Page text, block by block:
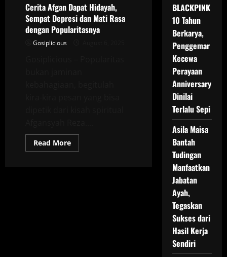
Cerita Afgan Dapat Hidayah,
Sempat Depresi dan Mati Rasa
dengan Popularitasnya
Gosiplicious
Read MoreRead
more
BLACKPINK
10 Tahun
Berkarya,
Penggemar
Kecewa
Perayaan
Anniversary
Dinilai
Terlalu Sepi
Asila Maisa
Bantah
Tudingan
Manfaatkan
Jabatan
Ayah,
Tegaskan
Sukses dari
Hasil Kerja
Sendiri